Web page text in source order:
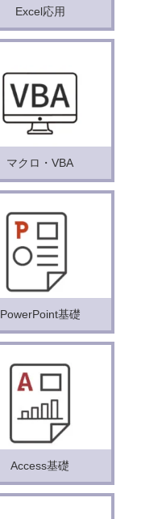
Excel応用
マクロ・VBA
PowerPoint基礎
Access基礎